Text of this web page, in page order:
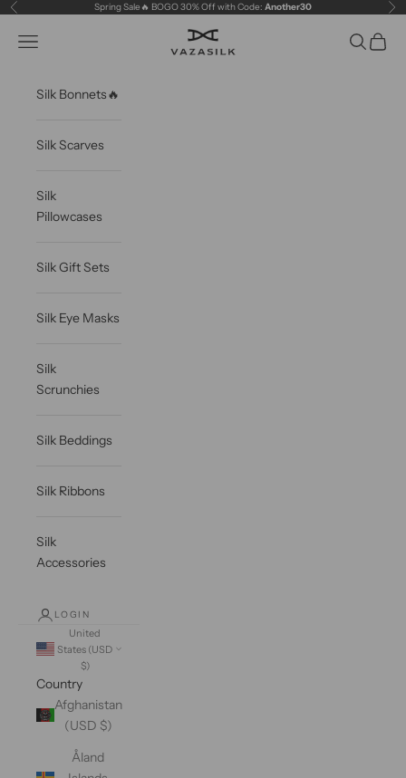
Skip to content
Previous Spring Sale🔥 BOGO 30% Off with Code: Another30
VAZASILK
Open navigation menu OpenOpen
Silk Bonnets🔥
Silk Scarves
Silk
Pillowcases
Silk Gift Sets
Silk Eye Masks
Silk
Scrunchies
Silk Beddings
Silk Ribbons
Silk
Accessories
LOGIN
United
States (USD
$)
Country
Afghanistan
(USD $)
Åland